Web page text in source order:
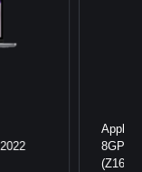
Apple
8GPU/